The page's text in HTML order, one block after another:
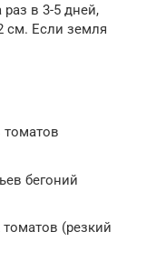
в 3-5 дней,
см. Если земля
томатов
бегоний
(резкий